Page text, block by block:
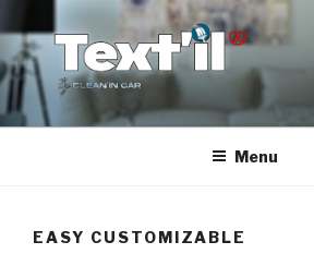
au
contenu
principal
TEX'TIL
Le nettoyage de canapé haut de gamme
Menu
EASY CUSTOMIZABLE